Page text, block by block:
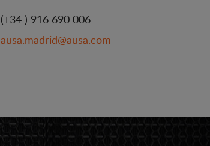
(+34 ) 916 690 006
ausa.madrid@ausa.com